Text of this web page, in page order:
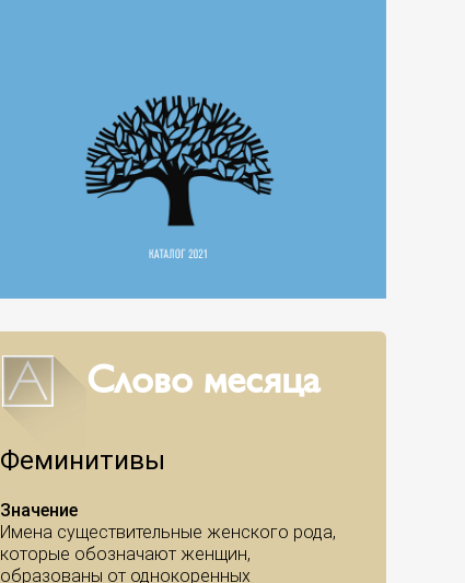
Слово месяца
Феминитивы
Значение
Имена существительные женского рода,
которые обозначают женщин,
образованы от однокоренных